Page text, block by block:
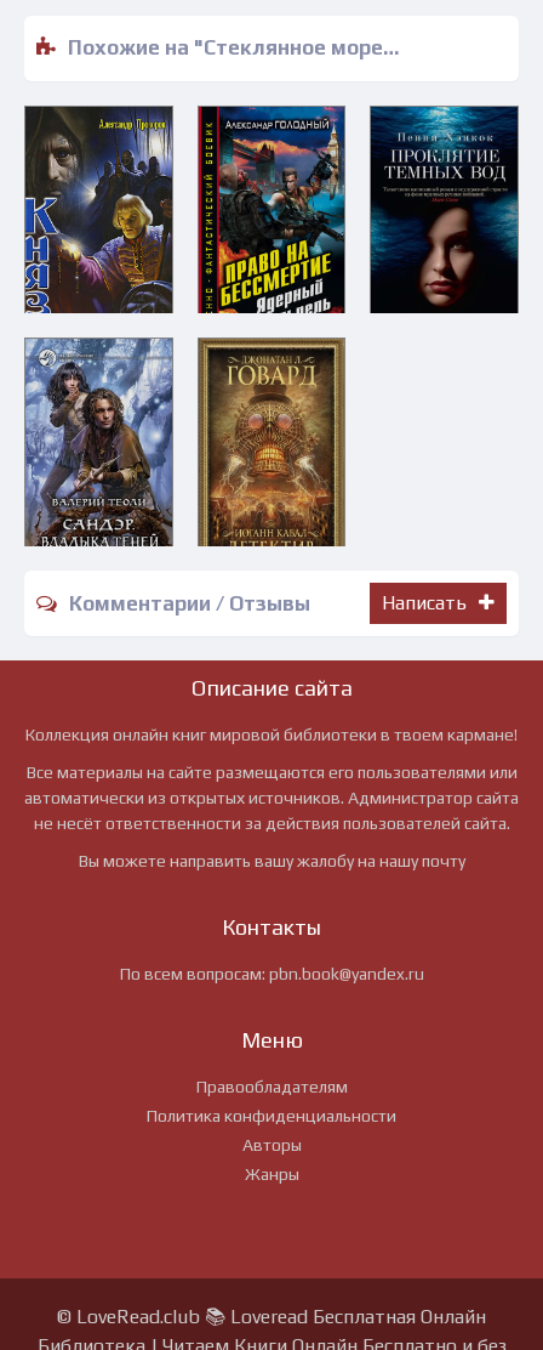
Похожие на "Стеклянное море - Сергей Лукьяненко" книги читать бесплатно полные версии
Комментарии / Отзывы Написать
Описание сайта
Коллекция онлайн книг мировой библиотеки в твоем кармане!
Все материалы на сайте размещаются его пользователями или
автоматически из открытых источников. Администратор сайта
не несёт ответственности за действия пользователей сайта.
Вы можете направить вашу жалобу на нашу почту
Контакты
По всем вопросам: pbn.book@yandex.ru
Меню
Правообладателям
Политика конфиденциальности
Авторы
Жанры
© LoveRead.club 📚 Loveread Бесплатная Онлайн